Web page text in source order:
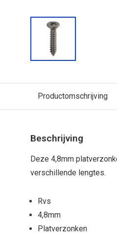
Productomschrijving
Beschrijving
Deze 4,8mm
verschillende lengtes.
Rvs
4,8mm
Platverzonken